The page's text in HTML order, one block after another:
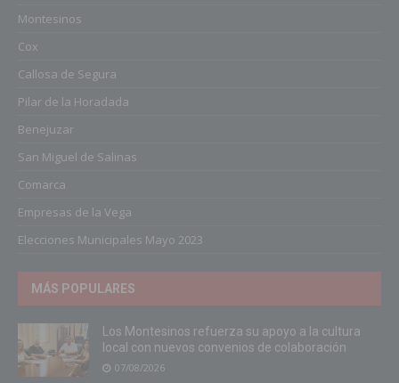
Montesinos
Cox
Callosa de Segura
Pilar de la Horadada
Benejuzar
San Miguel de Salinas
Comarca
Empresas de la Vega
Elecciones Municipales Mayo 2023
MÁS POPULARES
Los Montesinos refuerza su apoyo a la cultura
local con nuevos convenios de colaboración
07/08/2026